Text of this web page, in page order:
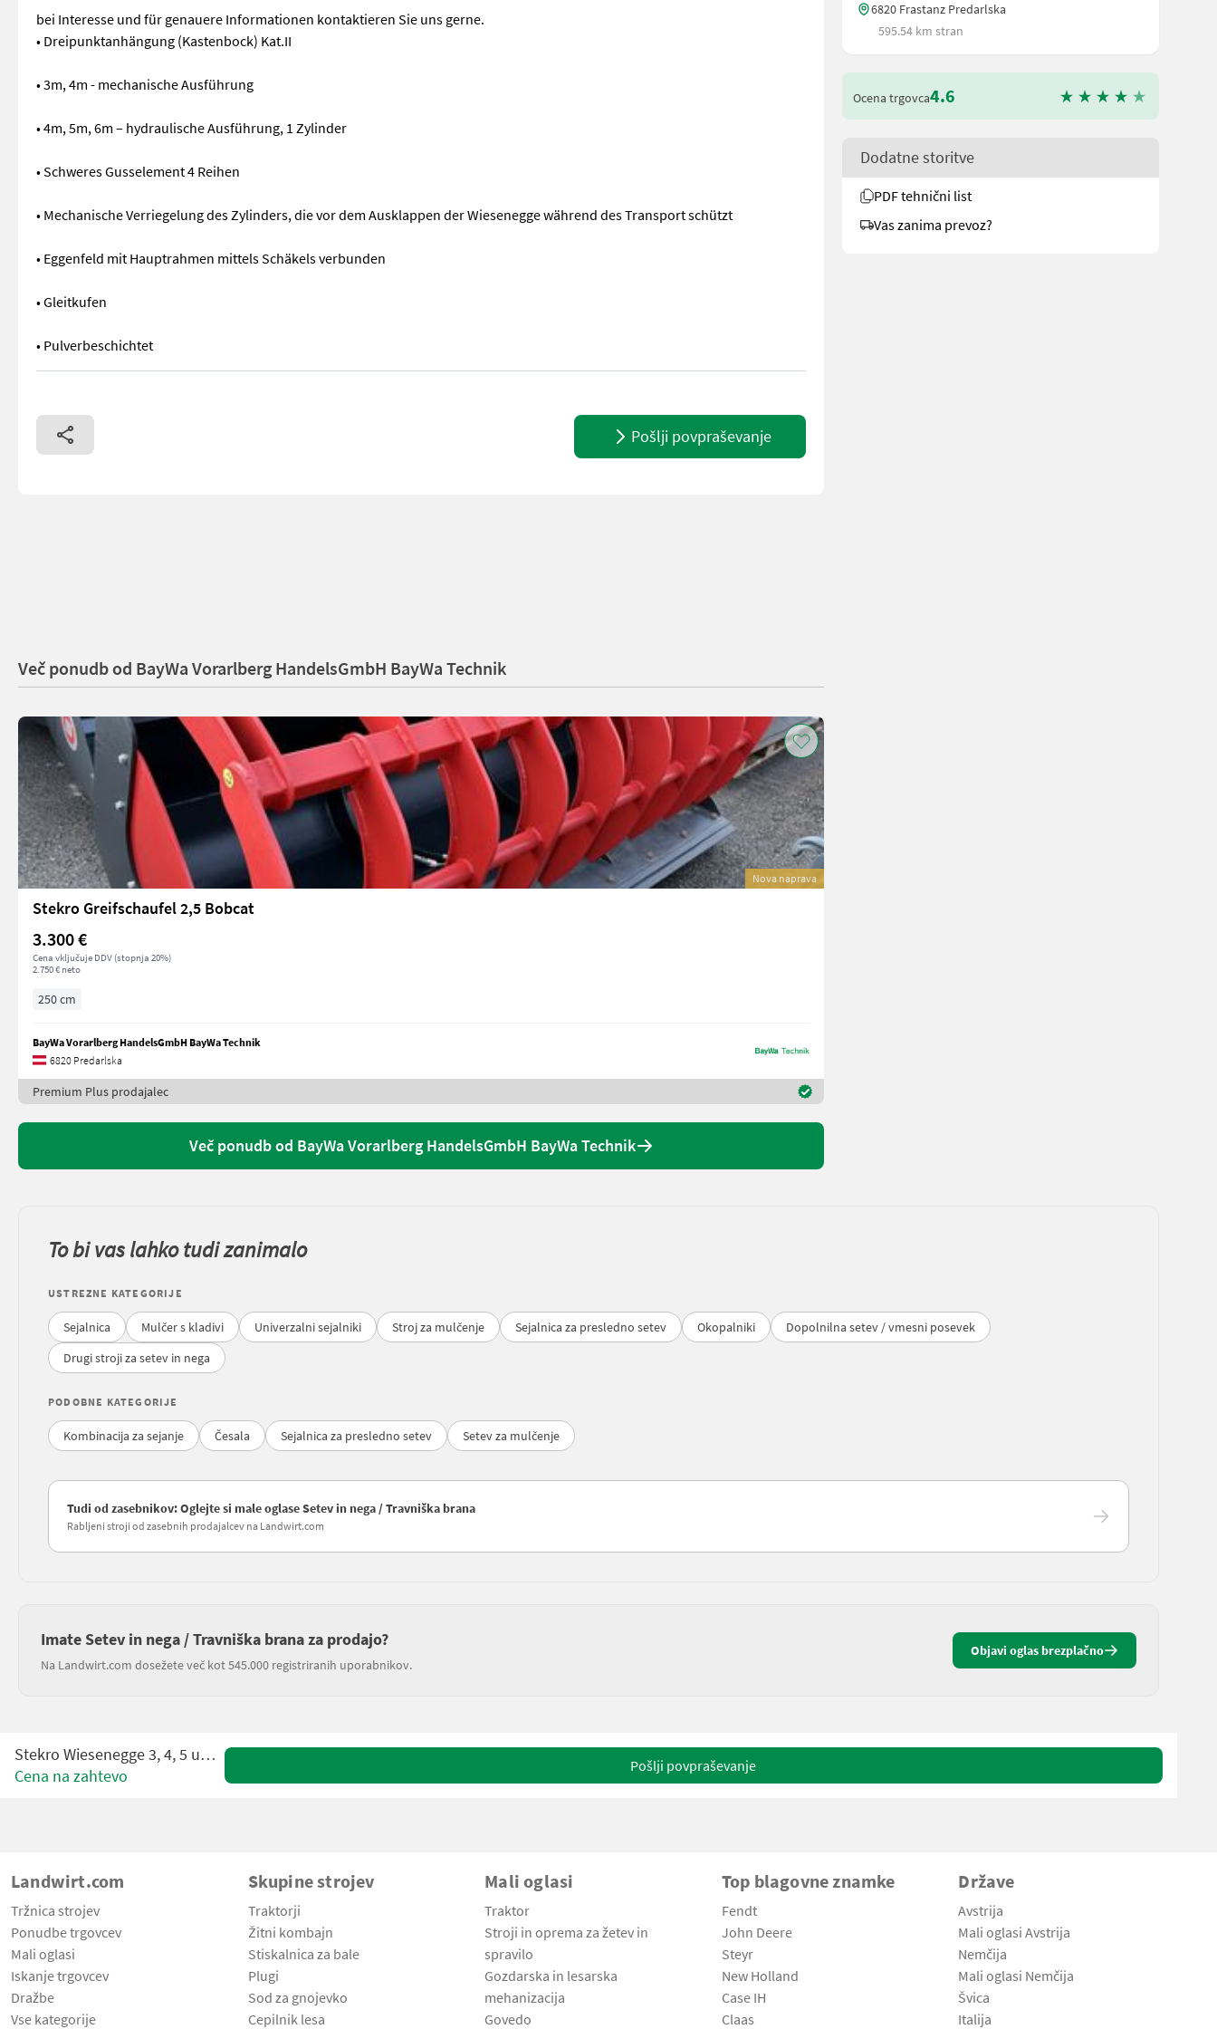
bei Interesse und für genauere Informationen kontaktieren Sie uns gerne.
• Dreipunktanhängung (Kastenbock) Kat.II
• 3m, 4m - mechanische Ausführung
• 4m, 5m, 6m – hydraulische Ausführung, 1 Zylinder
• Schweres Gusselement 4 Reihen
• Mechanische Verriegelung des Zylinders, die vor dem Ausklappen der Wiesenegge während des Transport schützt
• Eggenfeld mit Hauptrahmen mittels Schäkels verbunden
• Gleitkufen
• Pulverbeschichtet
Wir haben diverse Stekro Wieseneggen auf Lager, 3m, 4m, 5m, 6m | Mechanisch und/oder Hydraulische Ausführung. bei Interesse und für genauere Informationen kontaktieren Sie uns gerne.
Pošlji povpraševanje
6820 Frastanz Predarlska
595.54 km stran
Ocena trgovca4.6
Dodatne storitve
PDF tehnični list
Vas zanima prevoz?
Več ponudb od BayWa Vorarlberg HandelsGmbH BayWa Technik
Nova naprava
Stekro Greifschaufel 2,5 Bobcat
3.300 €
Cena vključuje DDV (stopnja 20%)
2.750 € neto
250 cm
BayWa Vorarlberg HandelsGmbH BayWa Technik
6820 Predarlska
Premium Plus prodajalec
Več ponudb od BayWa Vorarlberg HandelsGmbH BayWa Technik
To bi vas lahko tudi zanimalo
USTREZNE KATEGORIJE
Sejalnica Mulčer s kladivi Univerzalni sejalniki Stroj za mulčenje Sejalnica za presledno setev Okopalniki
Dopolnilna setev / vmesni posevek
Drugi stroji za setev in nega
PODOBNE KATEGORIJE
Kombinacija za sejanje Česala Sejalnica za presledno setev Setev za mulčenje
Tudi od zasebnikov: Oglejte si male oglase Setev in nega / Travniška brana
Rabljeni stroji od zasebnih prodajalcev na Landwirt.com
Imate Setev in nega / Travniška brana za prodajo?
Na Landwirt.com dosežete več kot 545.000 registriranih uporabnikov.
Objavi oglas brezplačno
Stekro Wiesenegge 3, 4, 5 und 6 Meter
Cena na zahtevo
Pošlji povpraševanje
Landwirt.com
Tržnica strojev
Ponudbe trgovcev
Mali oglasi
Iskanje trgovcev
Dražbe
Vse kategorije
Skupine strojev
Traktorji
Žitni kombajn
Stiskalnica za bale
Plugi
Sod za gnojevko
Cepilnik lesa
Mali oglasi
Traktor
Stroji in oprema za žetev in
spravilo
Gozdarska in lesarska
mehanizacija
Govedo
Top blagovne znamke
Fendt
John Deere
Steyr
New Holland
Case IH
Claas
Države
Avstrija
Mali oglasi Avstrija
Nemčija
Mali oglasi Nemčija
Švica
Italija